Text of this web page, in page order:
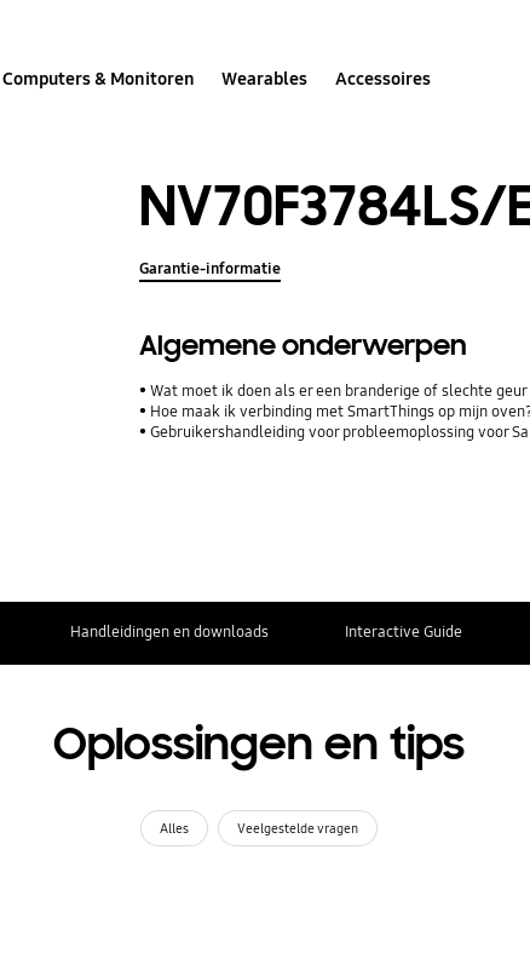
Computers & Monitoren Wearables Accessoires
NV70F3784LS/
Garantie-informatie
Algemene onderwerpen
Wat moet ik doen als er een branderige of slechte
Hoe maak ik verbinding met SmartThings op mijn
Gebruikershandleiding voor probleemoplossing voor
Handleidingen en downloads Interactive Guide
Oplossingen en tips
Alles Veelgestelde vragen